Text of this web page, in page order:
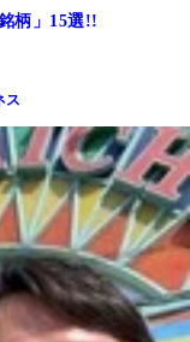
柄」15選!!
ス